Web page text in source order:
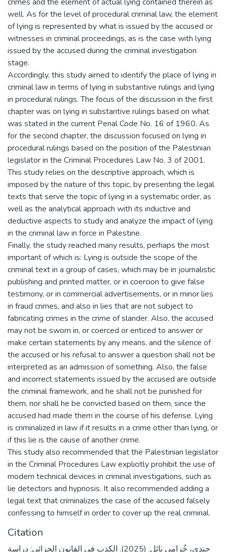
well. As for the level of procedural criminal law, the element
of lying is represented by what is issued by the accused or
witnesses in criminal proceedings, as is the case with lying
issued by the accused during the criminal investigation
stage.
Accordingly, this study aimed to identify the place of lying in
criminal law in terms of lying in substantive rulings and lying
in procedural rulings. The focus of the discussion in the first
chapter was on lying in substantive rulings based on what
was stated in the current Penal Code No. 16 of 1960. As
for the second chapter, the discussion focused on lying in
procedural rulings based on the position of the Palestinian
legislator in the Criminal Procedures Law No. 3 of 2001.
This study relies on the descriptive approach, which is
imposed by the nature of this topic, by presenting the legal
texts that serve the topic of lying in a systematic order, as
well as the analytical approach with its inductive and
deductive aspects to study and analyze the impact of lying
in the criminal law in force in Palestine.
Finally, the study reached many results, perhaps the most
important of which is: Lying is outside the scope of the
criminal text in a group of cases, which may be in journalistic
publishing and printed matter, or in coercion to give false
testimony, or in commercial advertisements, or in minor lies
in fraud crimes, and also in lies that are not subject to
fabricating crimes in the crime of slander. Also, the accused
may not be sworn in, or coerced or enticed to answer or
make certain statements by any means, and the silence of
the accused or his refusal to answer a question shall not be
interpreted as an admission of something. Also, the false
and incorrect statements issued by the accused are outside
the criminal framework, and he shall not be punished for
them, nor shall he be convicted based on them, since the
accused had made them in the course of his defense. Lying
is criminalized in law if it results in a crime other than lying, or
if this lie is the cause of another crime.
This study also recommended that the Palestinian legislator
in the Criminal Procedures Law explicitly prohibit the use of
modern technical devices in criminal investigations, such as
lie detectors and hypnosis. It also recommended adding a
legal text that criminalizes the case of the accused falsely
confessing to himself in order to cover up the real criminal.
Citation
جندي، خُزامى نائل. (2025). الكذب في القانون الجزائي: دراسة